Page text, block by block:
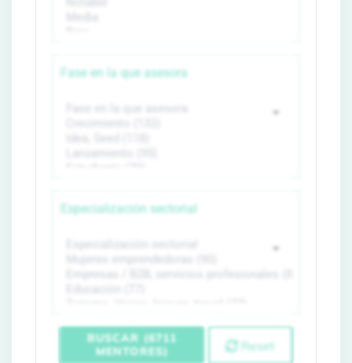
Fase en la que asesora
Especialización sectorial
BUSCAR (6711
MENTORES)
Reset